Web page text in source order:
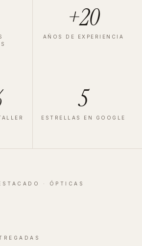
+20
AÑOS DE EXPERIENCIA
5
ESTRELLAS EN GOOGLE
· ÓPTICAS